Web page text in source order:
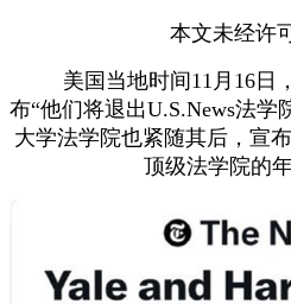
本文未经许可
美国当地时间11月16日
布“他们将退出U.S.News法学
大学法学院也紧随其后，宣
顶级法学院的年